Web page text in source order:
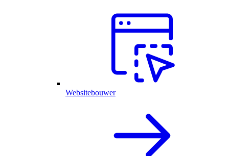
Websitebouwer